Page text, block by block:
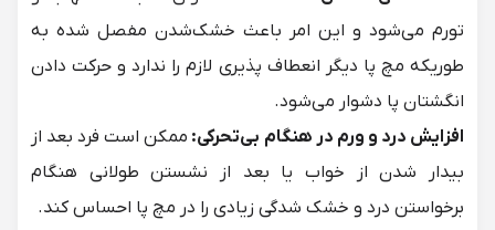
تورم می‌شود و این امر باعث خشک‌شدن مفصل شده به
طوریکه مچ پا دیگر انعطاف پذیری لازم را ندارد و حرکت دادن
انگشتان پا دشوار می‌شود.
افزایش درد و ورم در هنگام بی‌تحرکی: ممکن است فرد بعد از
بیدار شدن از خواب یا بعد از نشستن طولانی هنگام
برخواستن درد و خشک شدگی زیادی را در مچ پا احساس کند.